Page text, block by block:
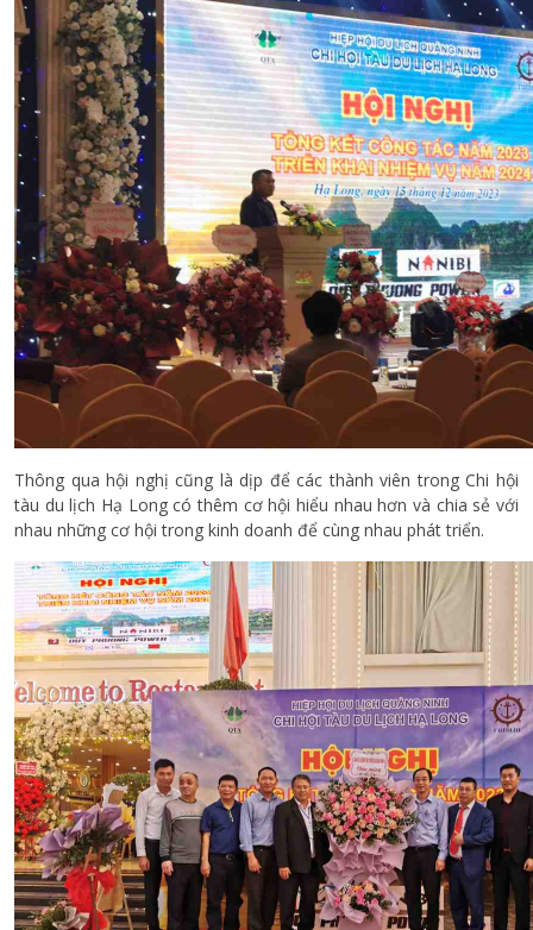
Thông qua hội nghị cũng là dịp để các thành viên trong Chi hội
tàu du lịch Hạ Long có thêm cơ hội hiểu nhau hơn và chia sẻ với
nhau những cơ hội trong kinh doanh để cùng nhau phát triển.